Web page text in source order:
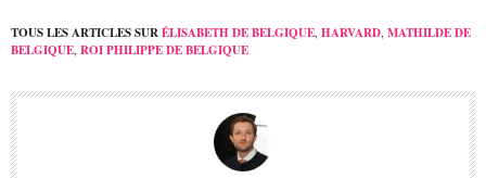
TOUS LES ARTICLES SURÉLISABETH DE BELGIQUE HARVARD MATHILDE DE
BELGIQUE ROI PHILIPPE DE BELGIQUE